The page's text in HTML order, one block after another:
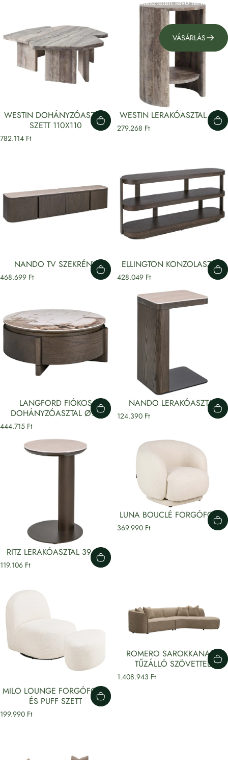
VÁSÁRLÁS
WESTIN DOHÁNYZÓASZTAL
SZETT 110X110
782.114 Ft
WESTIN LERAKÓASZTAL 40Ø
279.268 Ft
NANDO TV SZEKRÉNY
468.699 Ft
ELLINGTON KONZOLASZTAL
428.049 Ft
LANGFORD FIÓKOS
DOHÁNYZÓASZTAL Ø90
444.715 Ft
NANDO LERAKÓASZTAL
124.390 Ft
RITZ LERAKÓASZTAL 39,5Ø
119.106 Ft
LUNA BOUCLÉ FORGÓFOTEL
369.990 Ft
MILO LOUNGE FORGÓFOTEL
ÉS PUFF SZETT
199.990 Ft
ROMERO SAROKKANAPÉ
TŰZÁLLÓ SZÖVETTEL
1.408.943 Ft